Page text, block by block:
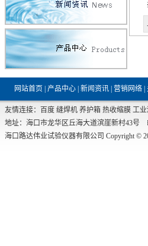
网站首页 产品中心 新闻资讯 营销网络
友情连接： 百度 缝焊机 养护箱 热收缩膜 工
地址：海口市龙华区丘海大道滨崖新村43号
海口路达伟业试验仪器有限公司 Copyright ©